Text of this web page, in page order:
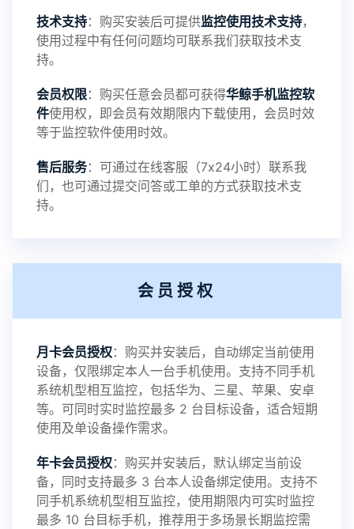
4：优化离线云储存服务器相册照片文件夹路径问题
5：优化关闭监控后离线设置云储存对方微信聊天记
录文件改为自定义文件名称
提示：
提示1：为避免异常风险情况，传输对方手机数据文
件至本地请先切换代理网络
鲸监控存在的问题与所需的更多功能，华鲸手机监
控将持续为您创造更优秀的监控APP
2025-01-13 V3.7
技术支持：购买安装后可提供监控使用技术支持，
使用过程中有任何问题均可联系我们获取技术支
持。
会员权限：购买任意会员都可获得华鲸手机监控软
件使用权，即会员有效期限内下载使用，会员时效
等于监控软件使用时效。
售后服务：可通过在线客服（7x24小时）联系我
们，也可通过提交问答或工单的方式获取技术支
持。
会员授权
月卡会员授权：购买并安装后，自动绑定当前使用
设备，仅限绑定本人一台手机使用。支持不同手机
系统机型相互监控，包括华为、三星、苹果、安卓
等。可同时实时监控最多 2 台目标设备，适合短期
使用及单设备操作需求。
年卡会员授权：购买并安装后，默认绑定当前设
备，同时支持最多 3 台本人设备绑定使用。支持不
同手机系统机型相互监控，使用期限内可实时监控
最多 10 台目标手机，推荐用于多场景长期监控需